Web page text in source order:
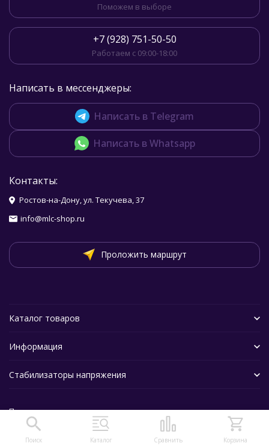
Поиск Каталог Сравнить Корзина
Поможем в выборе
+7 (928) 751-50-50
Работаем с 09:00-18:00
Написать в мессенджеры:
Написать в Telegram
Написать в Whatsapp
Контакты:
Ростов-на-Дону, ул. Текучева, 37
info@mlc-shop.ru
Проложить маршрут
Каталог товаров
Информация
Стабилизаторы напряжения
Политика персональных данных